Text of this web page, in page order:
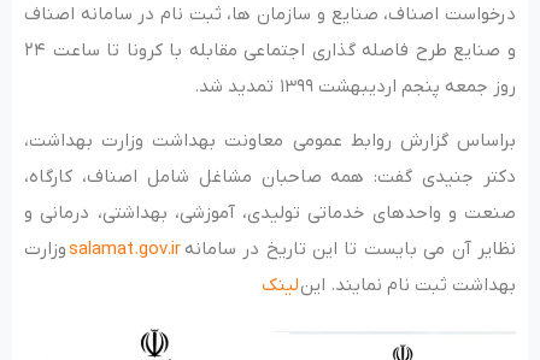
درخواست اصناف، صنایع و سازمان ها، ثبت نام در سامانه اصناف
و صنایع طرح فاصله گذاری اجتماعی مقابله با کرونا تا ساعت ۲۴
روز جمعه پنجم اردیبهشت ۱۳۹۹ تمدید شد.
براساس گزارش روابط عمومی معاونت بهداشت وزارت بهداشت،
دکتر جنیدی گفت: همه صاحبان مشاغل شامل اصناف، کارگاه،
صنعت و واحدهای خدماتی تولیدی، آموزشی، بهداشتی، درمانی و
نظایر آن می بایست تا این تاریخ در سامانه salamat.gov.irوزارت
بهداشت ثبت نام نمایند. اینلینک